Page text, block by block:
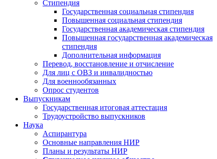
Стипендия
Государственная социальная стипендия
Повышенная социальная стипендия
Государственная академическая стипендия
Повышенная государственная академическая
стипендия
Дополнительная информация
Перевод, восстановление и отчисление
Для лиц с ОВЗ и инвалидностью
Для военнообязанных
Опрос студентов
Выпускникам
Государственная итоговая аттестация
Трудоустройство выпускников
Наука
Аспирантура
Основные направления НИР
Планы и результаты НИР